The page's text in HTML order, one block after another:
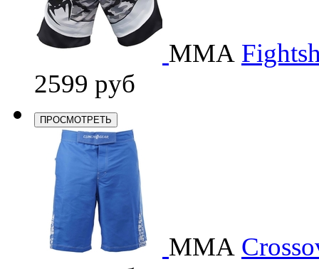
ММА
2599 руб
ПРОСМОТРЕТЬ
ММА